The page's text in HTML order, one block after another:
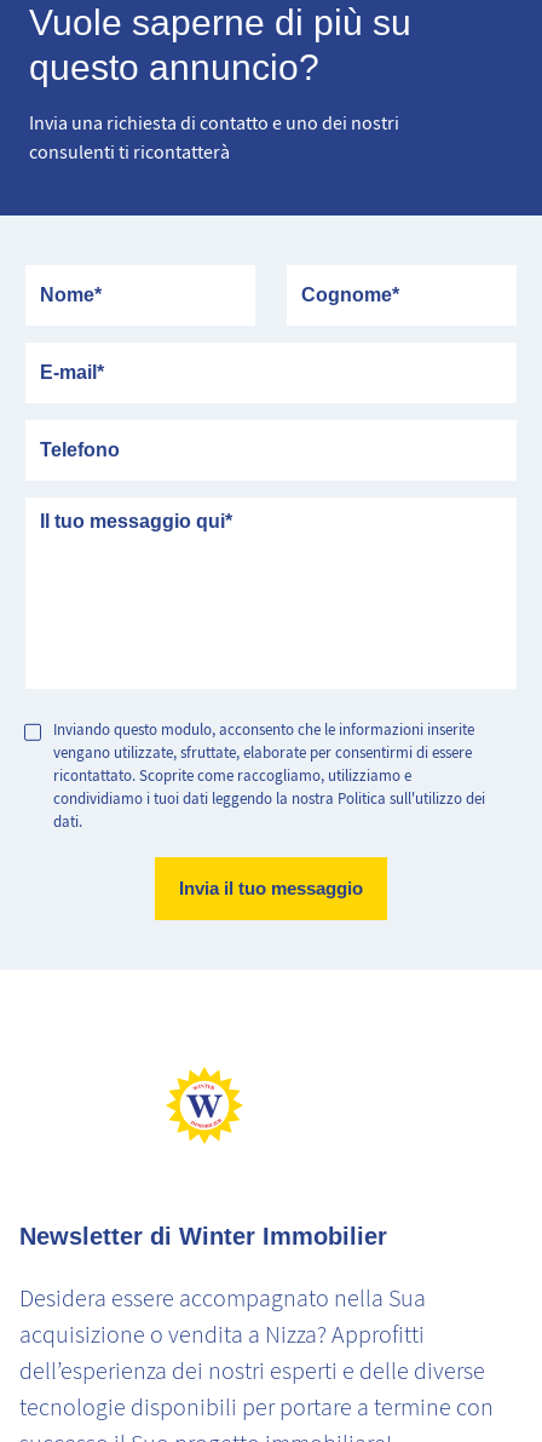
Vuole saperne di più su
questo annuncio?
Invia una richiesta di contatto e uno dei nostri
consulenti ti ricontatterà
messaggio
Inviando questo modulo, acconsento che le informazioni inserite
vengano utilizzate, sfruttate, elaborate per consentirmi di essere
ricontattato. Scoprite come raccogliamo, utilizziamo e
condividiamo i tuoi dati leggendo la nostra Politica sull'utilizzo dei
dati.
Emissioni di CO2 molto elevate
Newsletter di Winter Immobilier
Desidera essere accompagnato nella Sua
acquisizione o vendita a Nizza? Approfitti
dell’esperienza dei nostri esperti e delle diverse
tecnologie disponibili per portare a termine con